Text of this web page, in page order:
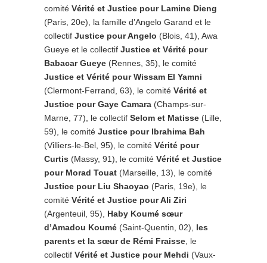
comité Vérité et Justice pour Lamine Dieng
(Paris, 20e), la famille d’Angelo Garand et le
collectif Justice pour Angelo (Blois, 41), Awa
Gueye et le collectif Justice et Vérité pour
Babacar Gueye (Rennes, 35), le comité
Justice et Vérité pour Wissam El Yamni
(Clermont-Ferrand, 63), le comité Vérité et
Justice pour Gaye Camara (Champs-sur-
Marne, 77), le collectif Selom et Matisse (Lille,
59), le comité Justice pour Ibrahima Bah
(Villiers-le-Bel, 95), le comité Vérité pour
Curtis (Massy, 91), le comité Vérité et Justice
pour Morad Touat (Marseille, 13), le comité
Justice pour Liu Shaoyao (Paris, 19e), le
comité Vérité et Justice pour Ali Ziri
(Argenteuil, 95), Haby Koumé sœur
d’Amadou Koumé (Saint-Quentin, 02), les
parents et la sœur de Rémi Fraisse , le
collectif Vérité et Justice pour Mehdi (Vaux-